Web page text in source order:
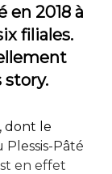
en 2018 à
filiales.
story.
dont le
Plessis-Pâté
en effet